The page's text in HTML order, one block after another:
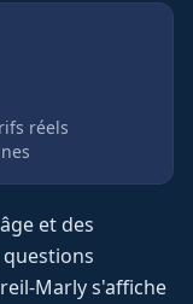
réels
et des
Marlys'affiche